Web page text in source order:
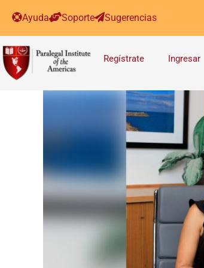
Ayuda Soporte Sugerencias
Regístrate Ingresar